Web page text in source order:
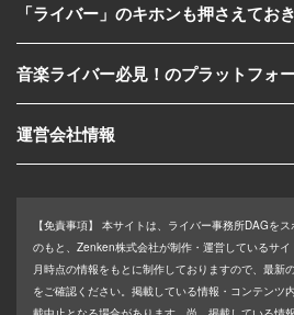
「ライバー」のキホンも押さえてお
音楽ライバー必見！のプラットフォ
運営会社情報
【免責事項】
本サイトは、ライバー事務所DAGを
のもと、Zenken株式会社が制作・運営しているサ
月時点の情報をもとに制作しておりますので、最新
をご確認ください。掲載している情報・コンテンツ